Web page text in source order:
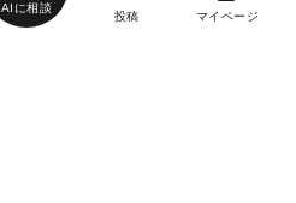
AIに相談
投稿 マイページ